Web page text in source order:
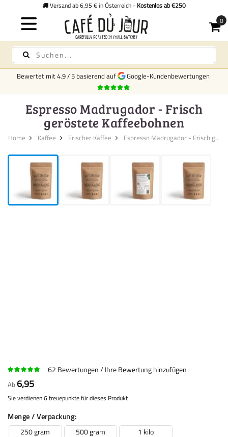
Versand ab 6,95 € in Österreich - Kostenlos ab €250
Bewertet mit4.9/5 basierend auf Google-Kundenbewertungen
Espresso Madrugador - Frisch
geröstete Kaffeebohnen
Home Kaffee Frischer Kaffee Espresso Madrugador - Frisch g...
62 Bewertungen Ihre Bewertung hinzufügen
Ab 6,95
Sie verdienen 6 treuepunkte für dieses Produkt
Menge / Verpackung
250 gram
500 gram 1 kilo